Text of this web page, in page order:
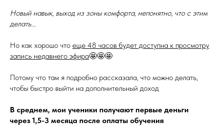
Новый навык, выход из зоны комфорта, непонятно, что с этим
делать...
Но как хорошо что еще 48 часов будет доступна к просмотру
запись недавнего эфира🤩🤩🤩
Потому что там я подробно рассказала, что можно делать,
чтобы быстро выйти на дополнительный доход
В среднем, мои ученики получают первые деньги
через 1,5-3 месяца после оплаты обучения